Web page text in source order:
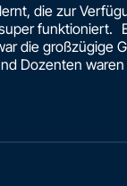
die zur
funktioniert.
die großzügige
Dozenten